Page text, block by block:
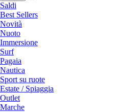
Saldi
Best Sellers
Novità
Nuoto
Immersione
Surf
Pagaia
Nautica
Sport su ruote
Estate / Spiaggia
Outlet
Marche